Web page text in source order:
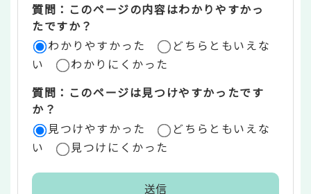
リ
ア
質問：このページの内容はわかりやすかっ
たですか？
わかりやすかった
どちらともいえな
い
わかりにくかった
質問：このページは見つけやすかったです
か？
見つけやすかった
どちらともいえな
い
見つけにくかった